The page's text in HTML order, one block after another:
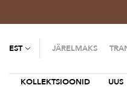
EST JÄRELMAKS
KOLLEKTSIOONID UUS